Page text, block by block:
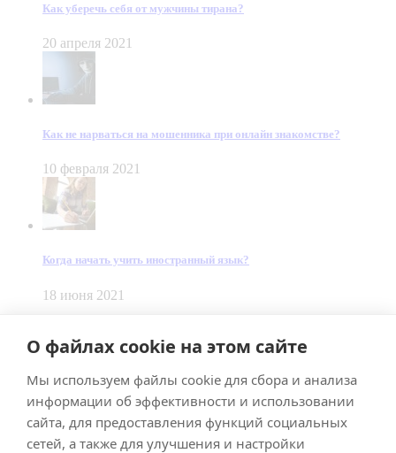
О файлах cookie на этом сайте
Мы используем файлы cookie для сбора и анализа
информации об эффективности и использовании
сайта, для предоставления функций социальных
сетей, а также для улучшения и настройки
Как уберечь себя от мужчины тирана?
20 апреля 2021
Как не нарваться на мошенника при онлайн знакомстве?
10 февраля 2021
Когда начать учить иностранный язык?
18 июня 2021
Made bySmart Team
ImpressumDatenschutz
Подписывайтесь на меня в Телеграм